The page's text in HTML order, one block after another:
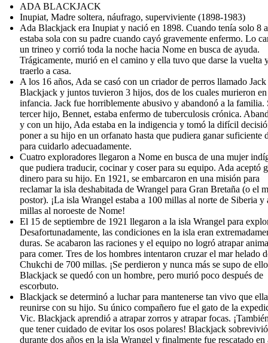
ADA BLACKJACK
Inupiat, Madre soltera, náufrago, superviviente (1898-1983)
Ada Blackjack era Inupiat y nació en 1898. Cuando tenía solo 8
estaba sola con su padre cuando cayó gravemente enfermo. Lo
un trineo y corrió toda la noche hacia Nome en busca de ayuda.
Trágicamente, murió en el camino y ella tuvo que darse la vuelta
traerlo a casa.
A los 16 años, Ada se casó con un criador de perros llamado Jack
Blackjack y juntos tuvieron 3 hijos, dos de los cuales murieron
infancia. Jack fue horriblemente abusivo y abandonó a la familia.
tercer hijo, Bennet, estaba enfermo de tuberculosis crónica.
y con un hijo, Ada estaba en la indigencia y tomó la difícil
poner a su hijo en un orfanato hasta que pudiera ganar suficiente
para cuidarlo adecuadamente.
Cuatro exploradores llegaron a Nome en busca de una mujer
que pudiera traducir, cocinar y coser para su equipo. Ada aceptó
dinero para su hijo. En 1921, se embarcaron en una misión para
reclamar la isla deshabitada de Wrangel para Gran Bretaña (o el
postor). ¡La isla Wrangel estaba a 100 millas al norte de Siberia y
millas al noroeste de Nome!
El 15 de septiembre de 1921 llegaron a la isla Wrangel para
Desafortunadamente, las condiciones en la isla eran
duras. Se acabaron las raciones y el equipo no logró atrapar
para comer. Tres de los hombres intentaron cruzar el mar helado
Chukchi de 700 millas. ¡Se perdieron y nunca más se supo de
Blackjack se quedó con un hombre, pero murió poco después de
escorbuto.
Blackjack se determinó a luchar para mantenerse tan vivo que
reunirse con su hijo. Su único compañero fue el gato de la
Vic. Blackjack aprendió a atrapar zorros y atrapar focas.
que tener cuidado de evitar los osos polares! Blackjack sobrevivió
durante dos años en la isla Wrangel y finalmente fue rescatado en